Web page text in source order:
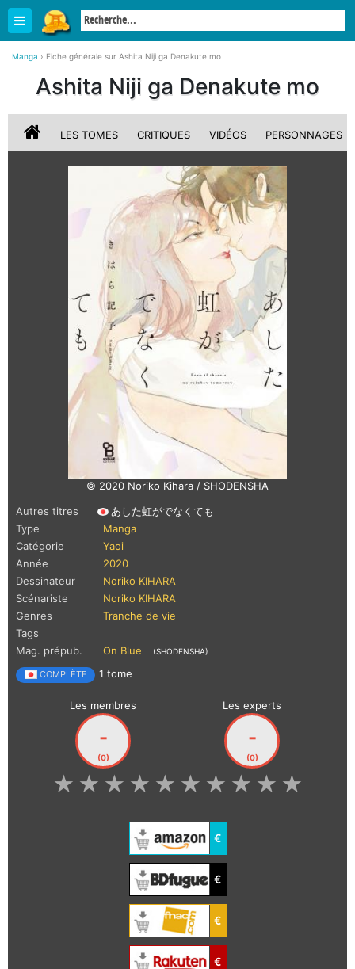
Manga › Fiche générale sur Ashita Niji ga Denakute mo
Ashita Niji ga Denakute mo
LES TOMES CRITIQUES VIDÉOS PERSONNAGES
© 2020 Noriko Kihara / SHODENSHA
Autres titres
あした虹がでなくても
Type
Manga
Catégorie
Yaoi
Année
2020
Dessinateur
Noriko KIHARA
Scénariste
Noriko KIHARA
Genres
Tranche de vie
Tags
Mag. prépub.
On Blue (SHODENSHA)
COMPLÈTE 1 tome
Les membres
-
(0)
Les experts
-
(0)
★
★
★
★
★
★
★
★
★
★
€
€
€
€